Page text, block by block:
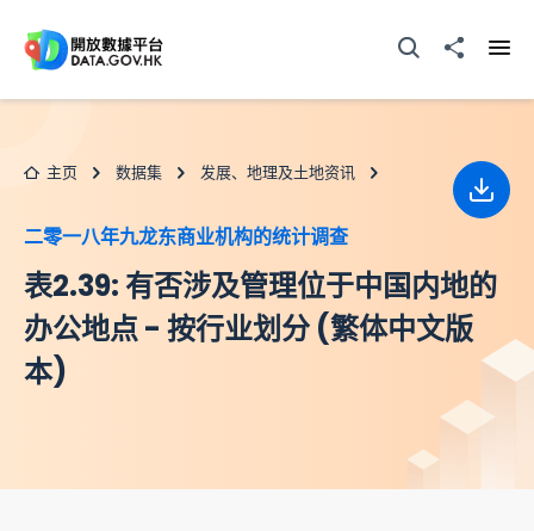
打开搜寻器分享至
主页 数据集 发展、地理及土地资讯
二零一八年九龙东商业机构的统计调查
表2.39: 有否涉及管理位于中国内地的
办公地点 - 按行业划分 (繁体中文版
本)
下载